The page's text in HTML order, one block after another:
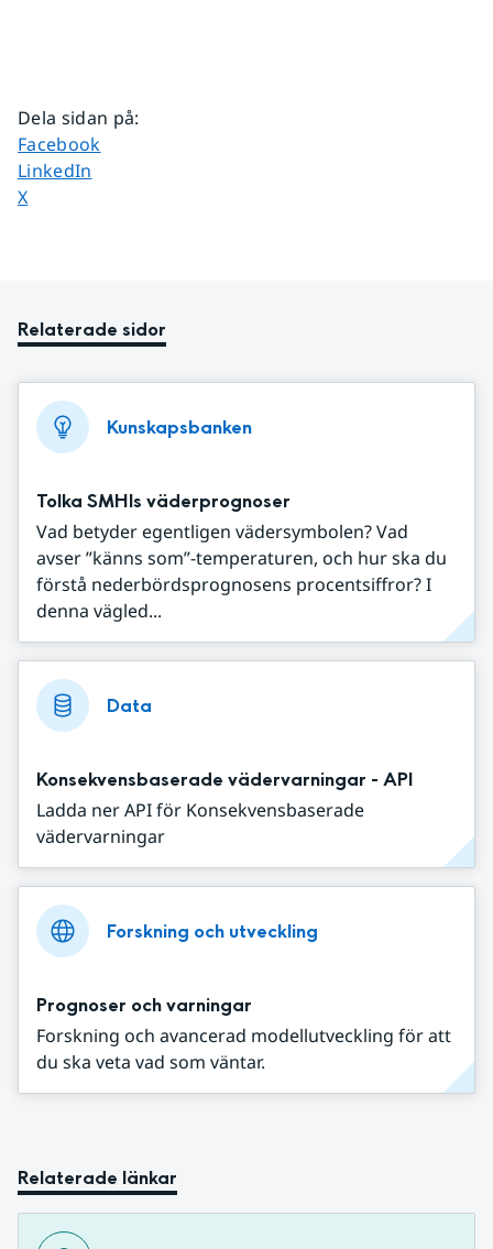
Dela sidan på:
Dela sidan på
Facebook
Dela sidan på
LinkedIn
Dela sidan på
X
Relaterade sidor
Kunskapsbanken
Tolka SMHIs väderprognoser
Vad betyder egentligen vädersymbolen? Vad
avser ”känns som”-temperaturen, och hur ska du
förstå nederbördsprognosens procentsiffror? I
denna vägled...
Data
Konsekvensbaserade vädervarningar - API
Ladda ner API för Konsekvensbaserade
vädervarningar
Forskning och utveckling
Prognoser och varningar
Forskning och avancerad modellutveckling för att
du ska veta vad som väntar.
Relaterade länkar